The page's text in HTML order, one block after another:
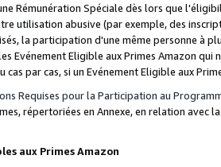
Rémunération Spéciale dès lors que
utilisation abusive (par exemple, des
la participation d'une même personne à
Evénement Eligible aux Primes Amazon qui
cas par cas, si un Evénement Eligible aux
Requises pour la Participation au
répertoriées en Annexe, en relation avec
aux Primes Amazon